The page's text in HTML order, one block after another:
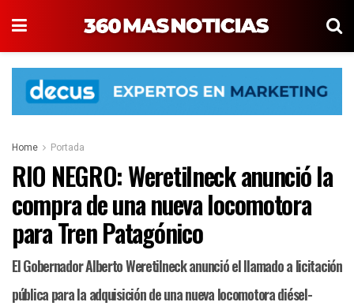
Home Portada
RIO NEGRO: Weretilneck anunció la
compra de una nueva locomotora
para Tren Patagónico
El Gobernador Alberto Weretilneck anunció el llamado a licitación
pública para la adquisición de una nueva locomotora diésel-